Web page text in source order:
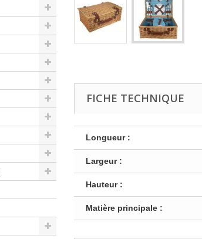
FICHE TECHNIQUE
Longueur :
Largeur :
Hauteur :
Matière principale :